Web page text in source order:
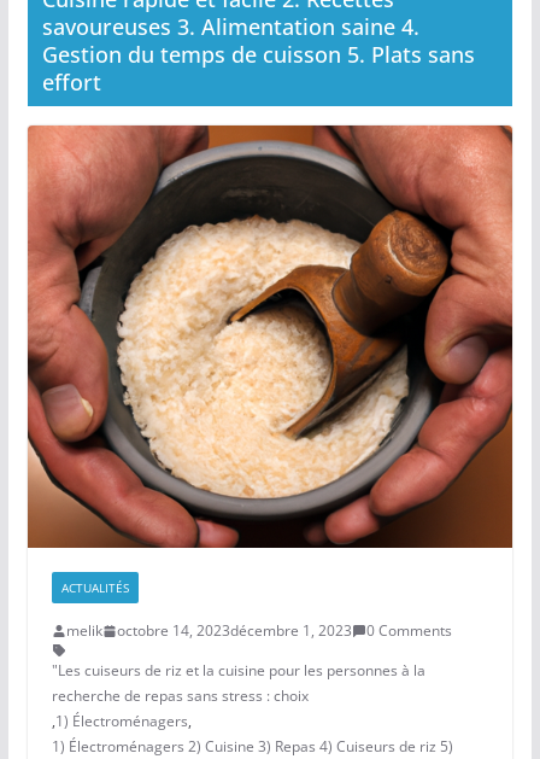
savoureuses 3. Alimentation saine 4.
Gestion du temps de cuisson 5. Plats sans
effort
ACTUALITÉS
melik octobre 14, 2023décembre 1, 2023
0 Comments
"Les cuiseurs de riz et la cuisine pour les personnes à la
recherche de repas sans stress : choix
,1) Électroménagers,
1) Électroménagers 2) Cuisine 3) Repas 4) Cuiseurs de riz 5)